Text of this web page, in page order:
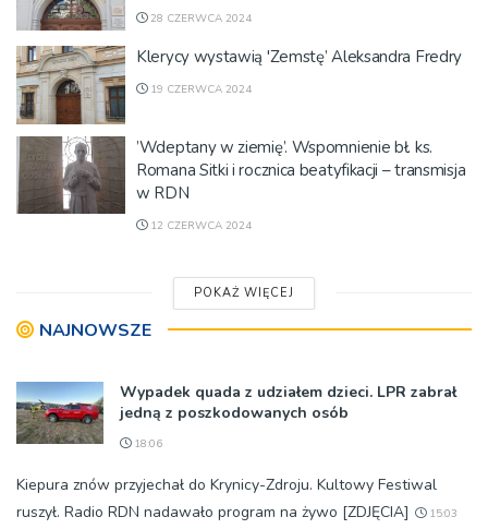
28 CZERWCA 2024
Klerycy wystawią 'Zemstę’ Aleksandra Fredry
19 CZERWCA 2024
’Wdeptany w ziemię’. Wspomnienie bł. ks.
Romana Sitki i rocznica beatyfikacji – transmisja
w RDN
12 CZERWCA 2024
POKAŻ WIĘCEJ
NAJNOWSZE
Wypadek quada z udziałem dzieci. LPR zabrał
jedną z poszkodowanych osób
18:06
Kiepura znów przyjechał do Krynicy-Zdroju. Kultowy Festiwal
ruszył. Radio RDN nadawało program na żywo [ZDJĘCIA]
15:03